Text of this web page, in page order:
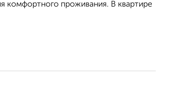
комфортного проживания. В квартире